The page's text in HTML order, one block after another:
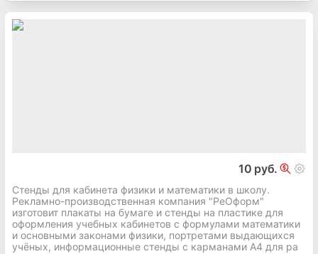
10 руб.
Стенды для кабинета физики и математики в школу.
Рекламно-производственная компания "РеОформ"
изготовит плакаты на бумаге и стенды на пластике для
оформления учебных кабинетов с формулами математики
и основными законами физики, портретами выдающихся
учёных, информационные стенды с карманами А4 для ра